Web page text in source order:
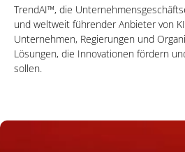
TrendAI™, die
und weltweit führender Anbieter von
Unternehmen, Regierungen und
Lösungen, die Innovationen fördern
sollen.